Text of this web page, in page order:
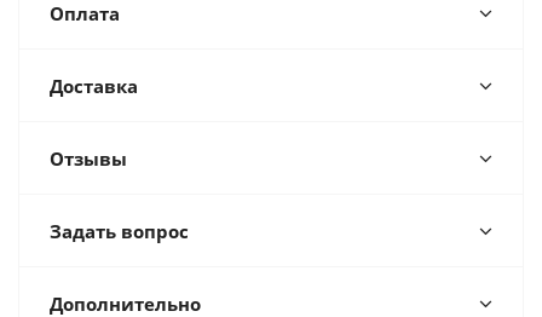
Оплата
Доставка
Отзывы
Задать вопрос
Дополнительно